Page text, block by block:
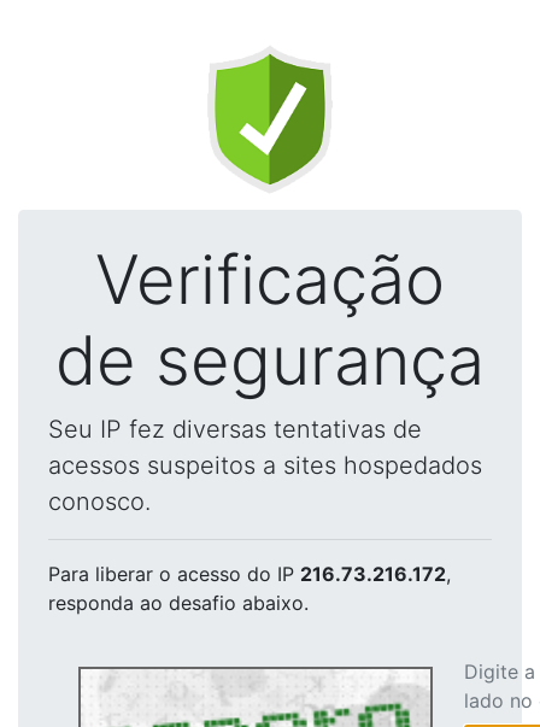
Verificação
de segurança
Seu IP fez diversas tentativas de
acessos suspeitos a sites hospedados
conosco.
Para liberar o acesso do IP 216.73.216.172,
responda ao desafio abaixo.
Digite
lado no